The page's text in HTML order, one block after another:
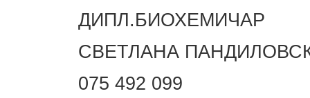
ДИПЛ.БИОХЕМИЧАР
СВЕТЛАНА
075 492 099